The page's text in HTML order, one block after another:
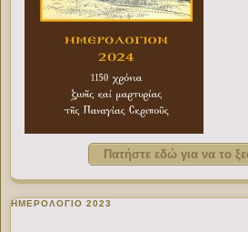
Πατήστε εδώ για να το
ΗΜΕΡΟΛΟΓΙΟ 2023